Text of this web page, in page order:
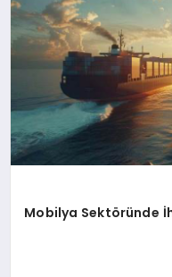
Mobilya Sektöründe